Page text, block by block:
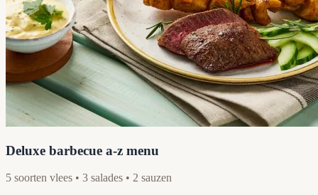
Deluxe barbecue a-z menu
5 soorten vlees • 3 salades • 2 sauzen